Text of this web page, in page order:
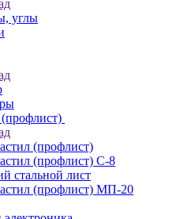
углы
(профлист)
(профлист) С-8
стальной лист
(профлист) МП-20